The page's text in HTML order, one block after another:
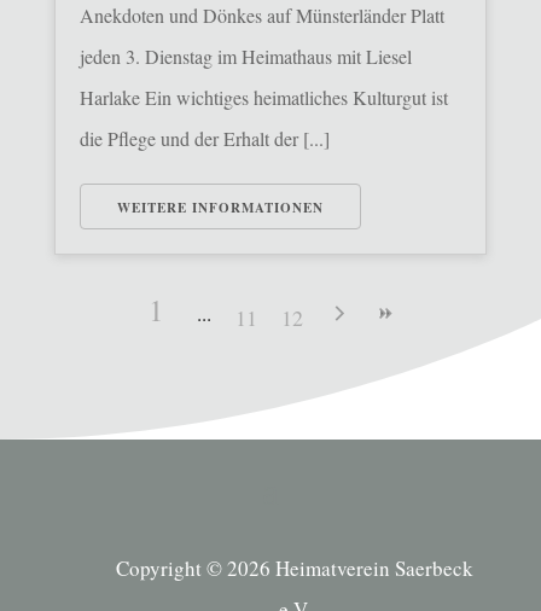
Anekdoten und Dönkes auf Münsterländer Platt
jeden 3. Dienstag im Heimathaus mit Liesel
Harlake Ein wichtiges heimatliches Kulturgut ist
die Pflege und der Erhalt der [...]
WEITERE INFORMATIONEN
1 11 12
Copyright © 2026 Heimatverein Saerbeck